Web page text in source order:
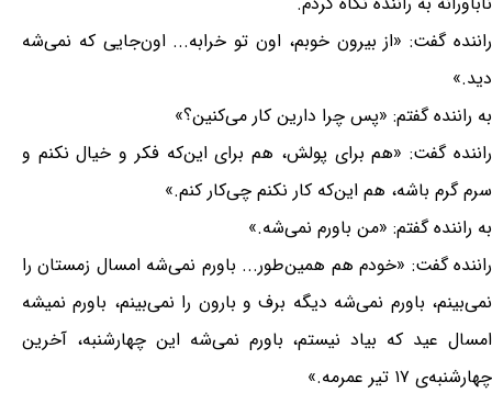
راننده گفت: «از بیرون خوبم، اون تو خرابه... اون‌جایی كه نمی‌شه
دید.»
به راننده گفتم: «پس چرا دارین كار می‌كنین؟»
راننده گفت: «هم برای پولش، هم برای این‌كه فكر و خیال نكنم و
سرم گرم باشه، هم این‌كه كار نكنم چی‌كار كنم.»
به راننده گفتم: «من باورم نمی‌شه.»
راننده گفت: «خودم هم همین‌طور... باورم نمی‌شه امسال زمستان را
نمی‌بینم، باورم نمی‌شه دیگه برف و بارون را نمی‌بینم، باورم نمیشه
امسال عید كه بیاد نیستم، باورم نمی‌شه این چهارشنبه، آخرین
چهارشنبه‌ی ١٧ تیر عمرمه.»